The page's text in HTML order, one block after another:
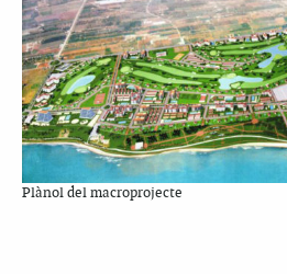
Plànol del macroprojecte